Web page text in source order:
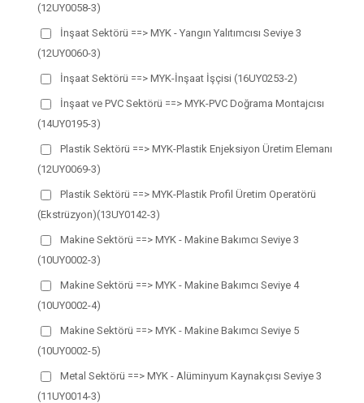
(12UY0058-3)
İnşaat Sektörü ==> MYK - Yangın Yalıtımcısı Seviye 3
(12UY0060-3)
İnşaat Sektörü ==> MYK-İnşaat İşçisi (16UY0253-2)
İnşaat ve PVC Sektörü ==> MYK-PVC Doğrama Montajcısı
(14UY0195-3)
Plastik Sektörü ==> MYK-Plastik Enjeksiyon Üretim Elemanı
(12UY0069-3)
Plastik Sektörü ==> MYK-Plastik Profil Üretim Operatörü
(Ekstrüzyon)(13UY0142-3)
Makine Sektörü ==> MYK - Makine Bakımcı Seviye 3
(10UY0002-3)
Makine Sektörü ==> MYK - Makine Bakımcı Seviye 4
(10UY0002-4)
Makine Sektörü ==> MYK - Makine Bakımcı Seviye 5
(10UY0002-5)
Metal Sektörü ==> MYK - Alüminyum Kaynakçısı Seviye 3
(11UY0014-3)